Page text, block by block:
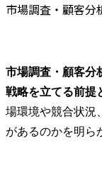
市場調査・顧客分
市場調査・顧客分
戦略を立てる前提
場環境や競合状況
があるのかを明ら